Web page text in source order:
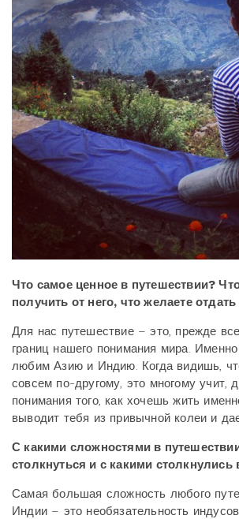
Что самое ценное в путешествии?
получить от него, что желаете
Для нас путешествие – это, прежде
границ нашего понимания мира.
любим Азию и Индию. Когда видишь,
совсем по-другому, это многому учит,
понимания того, как хочешь жить
выводит тебя из привычной колеи и
С какими сложностями в
столкнуться и с какими столкнулись
Самая большая сложность любого
Индии – это необязательность индусов